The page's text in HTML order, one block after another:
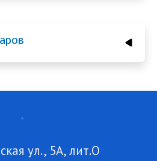
ул., 5А, лит.О